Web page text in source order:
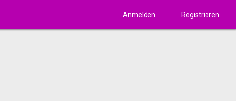
Anmelden Registrieren